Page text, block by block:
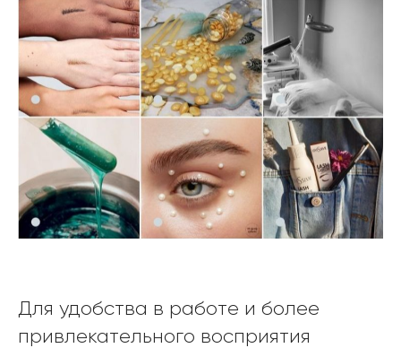
Для удобства в работе и более
привлекательного восприятия